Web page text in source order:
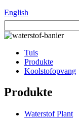
English
Tuis
Produkte
Koolstofopvang
Produkte
Waterstof Plant